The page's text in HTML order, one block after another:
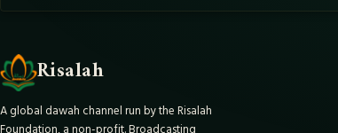
Risalah
A global dawah channel run by the Risalah